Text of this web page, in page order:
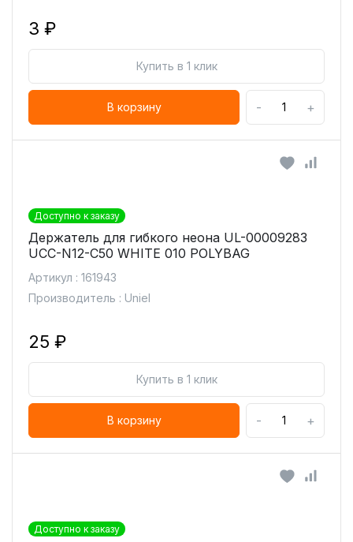
3 ₽
Купить в 1 клик
В корзину - +
Доступно к заказу
Держатель для гибкого неона UL-00009283
UCC-N12-C50 WHITE 010 POLYBAG
Артикул : 161943
Производитель : Uniel
25 ₽
Купить в 1 клик
В корзину - +
Доступно к заказу